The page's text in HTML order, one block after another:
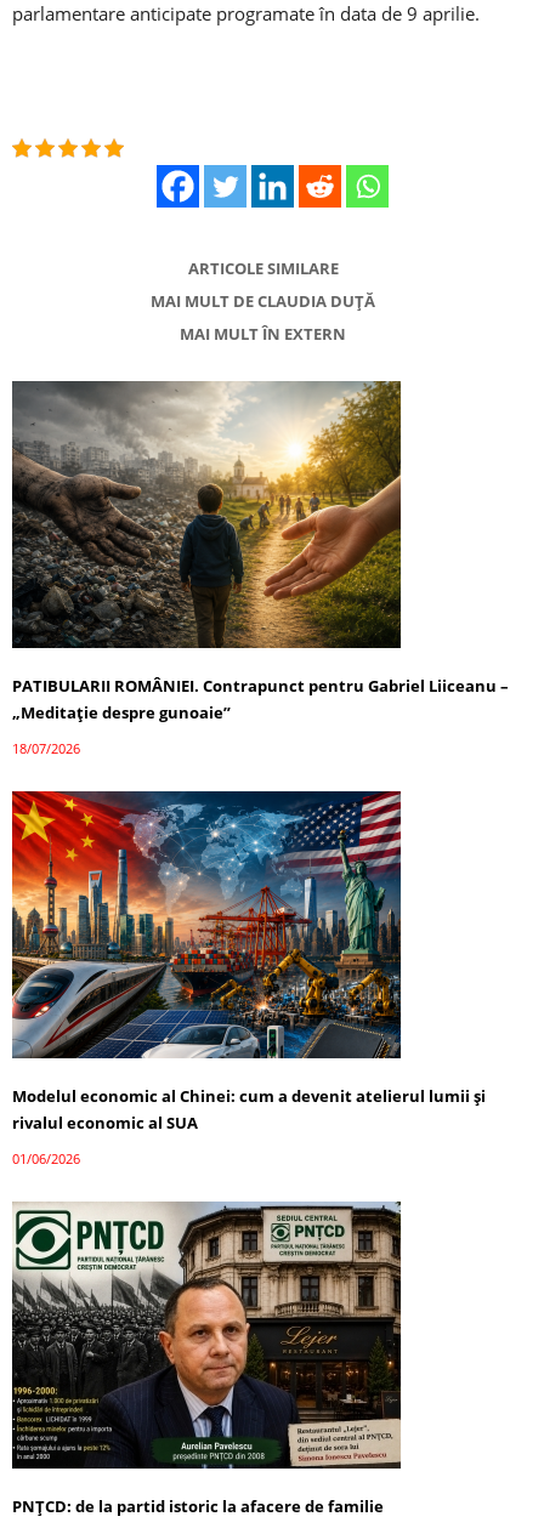
parlamentare anticipate programate în data de 9 aprilie.
ARTICOLE SIMILARE
MAI MULT DE CLAUDIA DUȚĂ
MAI MULT ÎN EXTERN
PATIBULARII ROMÂNIEI. Contrapunct pentru Gabriel Liiceanu –
„Meditație despre gunoaie”
18/07/2026
Modelul economic al Chinei: cum a devenit atelierul lumii și
rivalul economic al SUA
01/06/2026
PNȚCD: de la partid istoric la afacere de familie